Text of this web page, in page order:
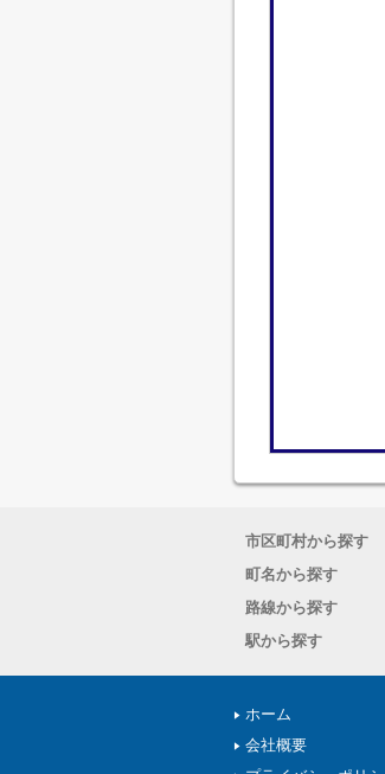
市区町村から探す
町名から探す
路線から探す
駅から探す
ホーム
会社概要